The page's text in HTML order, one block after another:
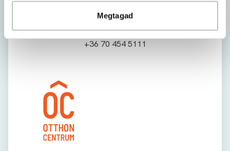
Megtagad
Szabóné Sipos Krisztina
Hitelközvetítő
+36 70 454 5111